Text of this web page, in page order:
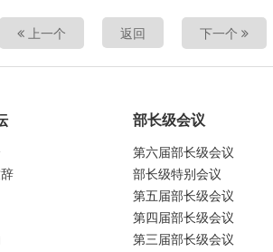
上一个 返回 下一个
部长级会议
第六届部长级会议
部长级特别会议
第五届部长级会议
第四届部长级会议
第三届部长级会议